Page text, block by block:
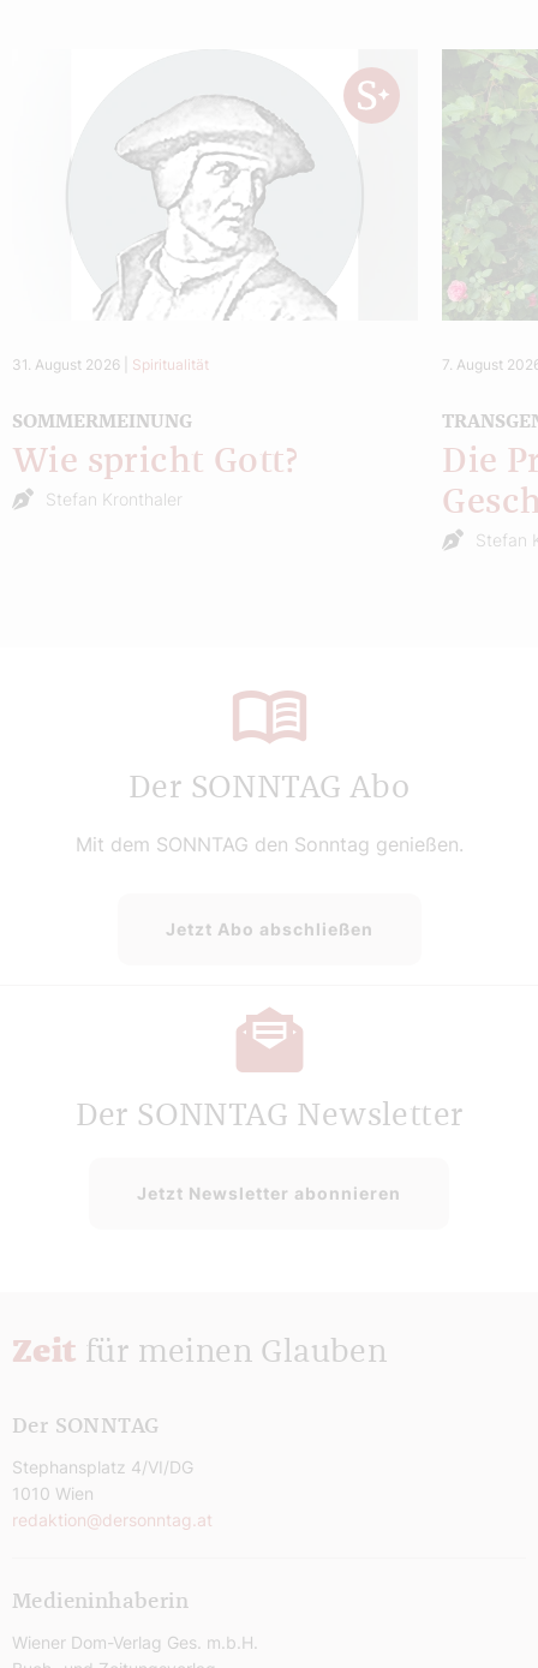
31. August 2026 Spiritualität
SOMMERMEINUNG
Wie spricht Gott?
Stefan Kronthaler
7. August
Die
Stefan
Der SONNTAG Abo
Mit dem SONNTAG den Sonntag genießen.
Jetzt Abo abschließen
Der SONNTAG Newsletter
Jetzt Newsletter abonnieren
Zeit für meinen Glauben
Der SONNTAG
Stephansplatz 4/VI/DG
1010 Wien
redaktion@dersonntag.at
Medieninhaberin
Wiener Dom-Verlag Ges. m.b.H.